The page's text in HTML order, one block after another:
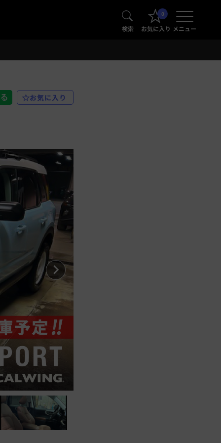
検索
0
お気に入り メニュー
お気に入り